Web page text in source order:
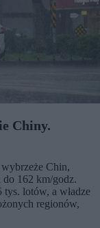
Chiny.
Chin,
do 162 km/godz.
tys. lotów, a władze
regionów,